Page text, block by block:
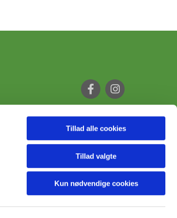
Tillad alle cookies
Tillad valgte
Kun nødvendige cookies